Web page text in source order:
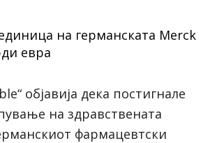
објавија дека постигнале
на здравствената
фармацевтски